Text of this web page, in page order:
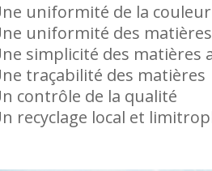
uniformité de la
uniformité des
simplicité des matières
traçabilité des matières
contrôle de la qualité
recyclage local et